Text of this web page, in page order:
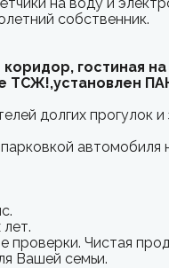
собственник.
гостиная на
долгих прогулок
автомобиля
Чистая
Вашей семьи.